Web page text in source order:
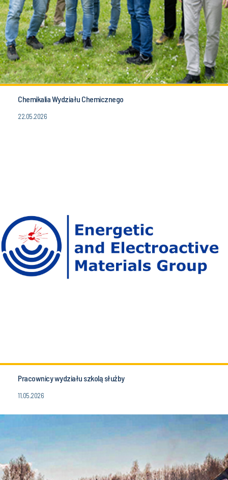
Chemikalia Wydziału Chemicznego
22.05.2026
Pracownicy wydziału szkolą służby
11.05.2026